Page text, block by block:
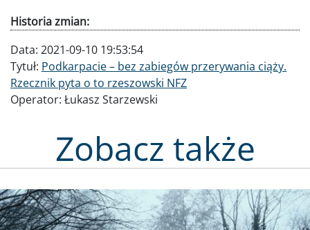
Historia zmian:
Data: 2021-09-10 19:53:54
Tytuł: Podkarpacie – bez zabiegów przerywania ciąży.
Rzecznik pyta o to rzeszowski NFZ
Operator: Łukasz Starzewski
Zobacz także
Obraz